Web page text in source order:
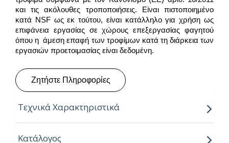
και τις ακόλουθες τροποποιήσεις. Είναι πιστοποιημένο
κατά NSF ως εκ τούτου, είναι κατάλληλο για χρήση ως
επιφάνεια εργασίας σε χώρους επεξεργασίας φαγητού
όπου η άμεση επαφή των τροφίμων κατά τη διάρκεια των
εργασιών προετοιμασίας είναι δεδομένη.
Ζητήστε Πληροφορίες
Τεχνικά Χαρακτηριστικά
“Για την παραγωγή τους, η Arpa χρησιμοποιεί την
Κατάλογος